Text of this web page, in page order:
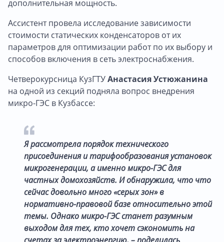
дополнительная мощность.
Ассистент провела исследование зависимости
стоимости статических конденсаторов от их
параметров для оптимизации работ по их выбору и
способов включения в сеть электроснабжения.
Четверокурсница КузГТУАнастасия Устюжанина
на одной из секций подняла вопрос внедрения
микро-ГЭС в Кузбассе:
Я рассмотрела порядок технического
присоединения и тарифообразования установок
микрогенерации, а именно микро-ГЭС для
частных домохозяйств. И обнаружила, что что
сейчас довольно много «серых зон» в
нормативно-правовой базе относительно этой
темы. Однако микро-ГЭС станет разумным
выходом для тех, кто хочет сэкономить на